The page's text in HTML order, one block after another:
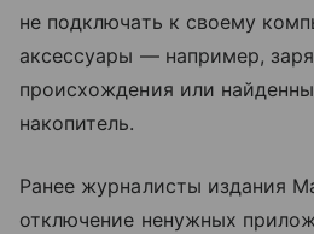
не подключать к своему
аксессуары — например,
происхождения или
накопитель.
Ранее журналисты издания
отключение ненужных